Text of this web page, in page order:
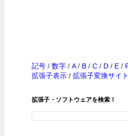
記号 / 数字 / A/ B / C / D / E /
拡張子表示 / 拡張子変換サイト
拡張子・ソフトウェアを検索！